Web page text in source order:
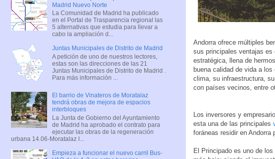
Andorra ofrece múltiples
sus principales ventajas es
estratégica, llena de
buena calidad de vida a
clima, su infraestructura,
con países vecinos, entre
Los inversores y
esta una de las principales
foráneas residir en Andorra
El Principado es uno de
Madrid Nuevo Norte
La Comunidad de Madrid ha publicado
en el Portal de Trasparencia regional las
5 alternativas que estudia para llevar a
cabo la ampliación d...
Juntas Municipales de Distrito de Madrid
A petición de uno de nuestros lectores,
estas son las direcciones de las 21
Juntas Municipales de Distrito de Madrid .
Para más información ...
El barrio de Vinateros de Moratalaz
tendrá obras de mejora de espacios
interbloques
La Junta de Gobierno del Ayuntamiento
de Madrid ha aprobado el contrato para
ejecutar las obras de la regeneración
urbana 14.06-Moratalaz I...
Empieza a funcionar el nuevo carril Bus-